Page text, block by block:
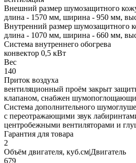
Внешний размер шумозащитного
длина - 1570 мм, ширина - 950 мм,
Внутренний размер шумозащитного
длина - 1070 мм, ширина - 660 мм,
Система внутреннего обогрева
конвектор 0,5 кВт
Вес
140
Приток воздуха
вентиляционный проём закрыт
клапаном, снабжен
Система дополнительного
с переотражающими звук
центробежными вентиляторами и
Гарантия для товара
2
Объём двигателя, куб.см|Двигатель
679